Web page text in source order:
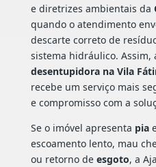
e diretrizes ambientais da
quando o atendimento
descarte correto de
sistema hidráulico. Assim,
desentupidora na Vila
recebe um serviço mais
e compromisso com a
Se o imóvel apresenta pia
escoamento lento, mau
ou retorno de esgoto, a